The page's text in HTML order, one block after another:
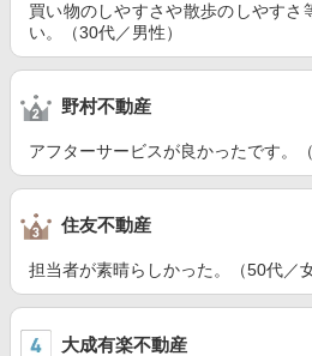
買い物のしやすさや散歩のしやすさ
い。（30代／男性）
野村不動産
アフターサービスが良かったです。
住友不動産
担当者が素晴らしかった。（50代／女
大成有楽不動産